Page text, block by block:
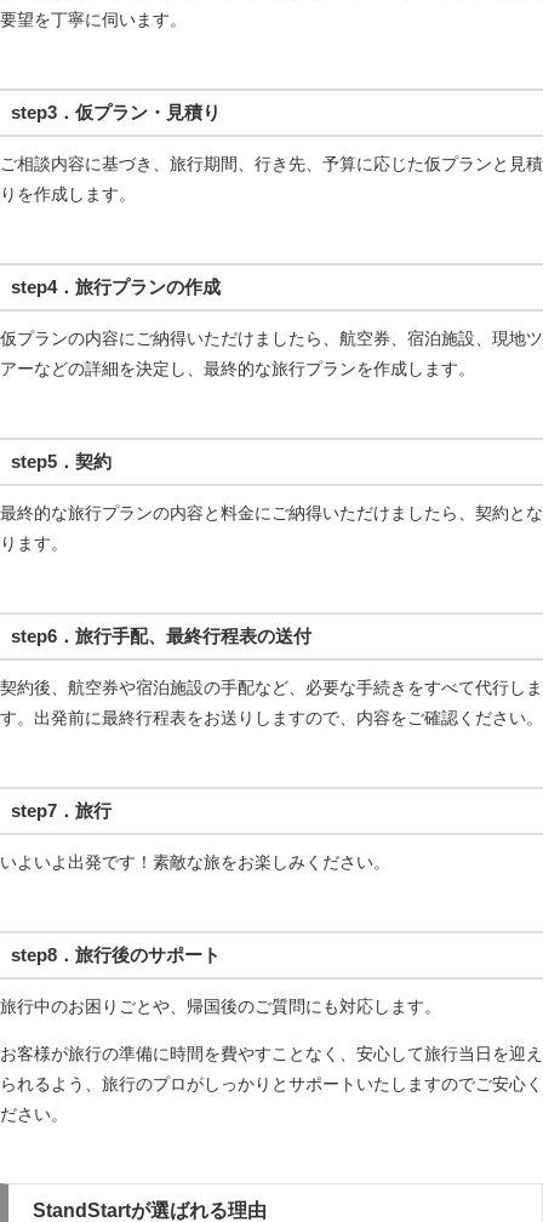
要望を丁寧に伺います。
step3．仮プラン・見積り
ご相談内容に基づき、旅行期間、行き先、予算に応じた仮プランと見積
りを作成します。
step4．旅行プランの作成
仮プランの内容にご納得いただけましたら、航空券、宿泊施設、現地ツ
アーなどの詳細を決定し、最終的な旅行プランを作成します。
step5．契約
最終的な旅行プランの内容と料金にご納得いただけましたら、契約とな
ります。
step6．旅行手配、最終行程表の送付
契約後、航空券や宿泊施設の手配など、必要な手続きをすべて代行しま
す。出発前に最終行程表をお送りしますので、内容をご確認ください。
step7．旅行
いよいよ出発です！素敵な旅をお楽しみください。
step8．旅行後のサポート
旅行中のお困りごとや、帰国後のご質問にも対応します。
お客様が旅行の準備に時間を費やすことなく、安心して旅行当日を迎え
られるよう、旅行のプロがしっかりとサポートいたしますのでご安心く
ださい。
StandStartが選ばれる理由